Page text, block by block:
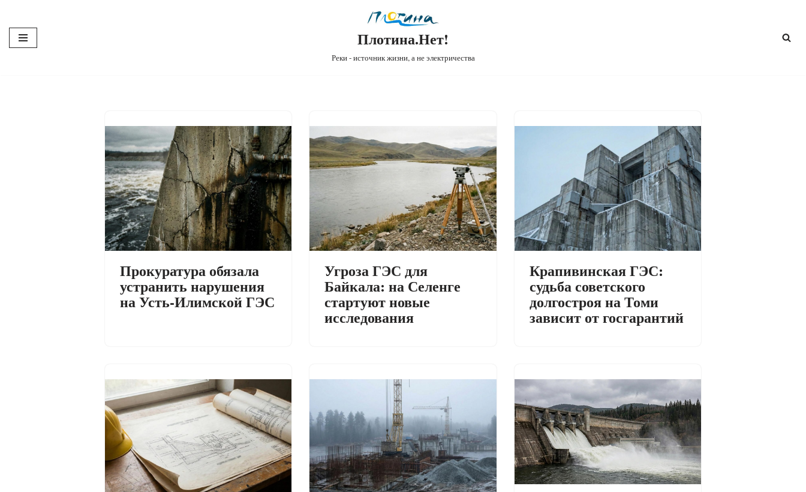
Перейти
к
Плотина.Нет!
Реки - источник жизни, а не электричества
Прокуратура обязала
устранить нарушения
на Усть-Илимской ГЭС
Угроза ГЭС для
Байкала: на Селенге
стартуют новые
исследования
Крапивинская ГЭС:
судьба советского
долгостроя на Томи
зависит от госгарантий